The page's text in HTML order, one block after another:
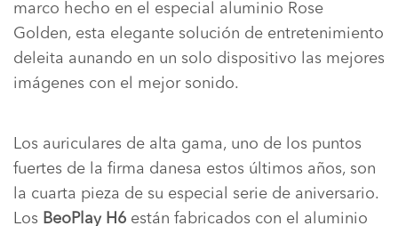
marco hecho en el especial aluminio Rose
Golden, esta elegante solución de entretenimiento
deleita aunando en un solo dispositivo las mejores
imágenes con el mejor sonido.
Los auriculares de alta gama, uno de los puntos
fuertes de la firma danesa estos últimos años, son
la cuarta pieza de su especial serie de aniversario.
Los BeoPlay H6 están fabricados con el aluminio